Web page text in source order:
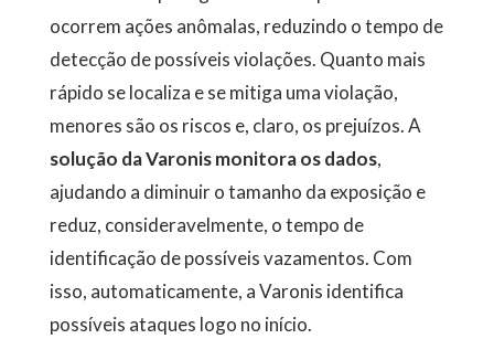
ocorrem ações anômalas, reduzindo o tempo de
detecção de possíveis violações. Quanto mais
rápido se localiza e se mitiga uma violação,
menores são os riscos e, claro, os prejuízos. A
solução da Varonis monitora os dados,
ajudando a diminuir o tamanho da exposição e
reduz, consideravelmente, o tempo de
identificação de possíveis vazamentos. Com
isso, automaticamente, a Varonis identifica
possíveis ataques logo no início.